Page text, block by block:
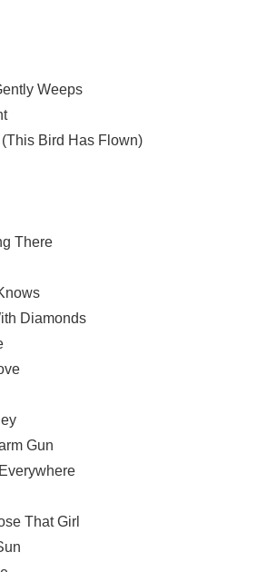
Weeps
Bird Has Flown)
There
Diamonds
Gun
That Girl